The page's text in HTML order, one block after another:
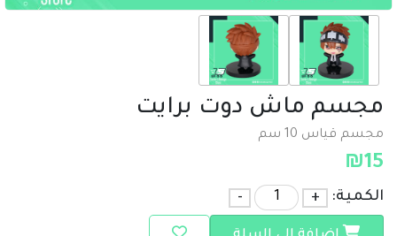
مجسم ماش دوت برايت
مجسم قياس 10 سم
₪15
الكمية: +
-